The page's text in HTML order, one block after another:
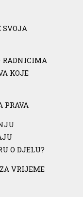
SVOJA
RADNICIMA
KOJE
PRAVA
O DJELU?
VRIJEME